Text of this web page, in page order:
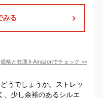
みる
価格と在庫をAmazonでチェック >>
うでしょうか。ストレッ
、少し余裕のあるシルエ